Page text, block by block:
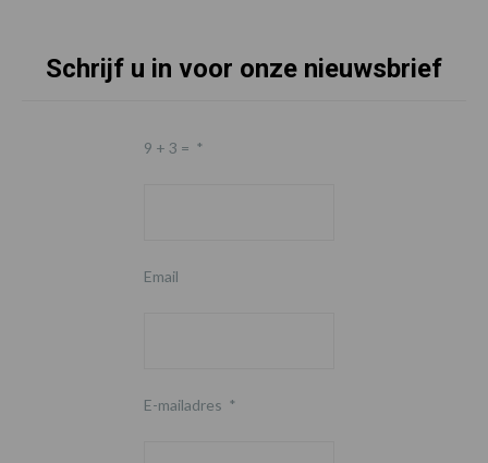
Schrijf u in voor onze nieuwsbrief
9 + 3 = *
Email
E-mailadres *